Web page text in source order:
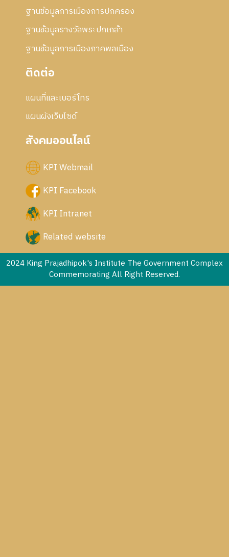
ฐานข้อมูลการเมืองการปกครอง
ฐานข้อมูลรางวัลพระปกเกล้า
ฐานข้อมูลการเมืองภาคพลเมือง
ติดต่อ
แผนที่และเบอร์โทร
แผนผังเว็บไซด์
สังคมออนไลน์
KPI Webmail
KPI Facebook
KPI Intranet
Related website
2024 King Prajadhipok's Institute The Government Complex
Commemorating All Right Reserved.